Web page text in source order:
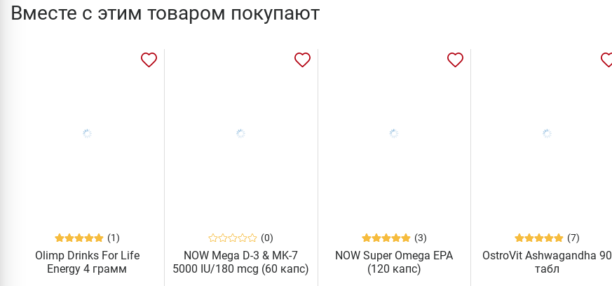
Вместе с этим товаром покупают
(1)
Olimp Drinks For Life
Energy 4 грамм
(0)
NOW Mega D-3 & MK-7
5000 IU/180 mcg (60 капс)
(3)
NOW Super Omega EPA
(120 капс)
(7)
OstroVit Ashwagandha 90
табл